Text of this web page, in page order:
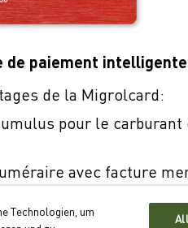
paiement
de la Migrolcard:
pour le
avec facture
Technologien, um